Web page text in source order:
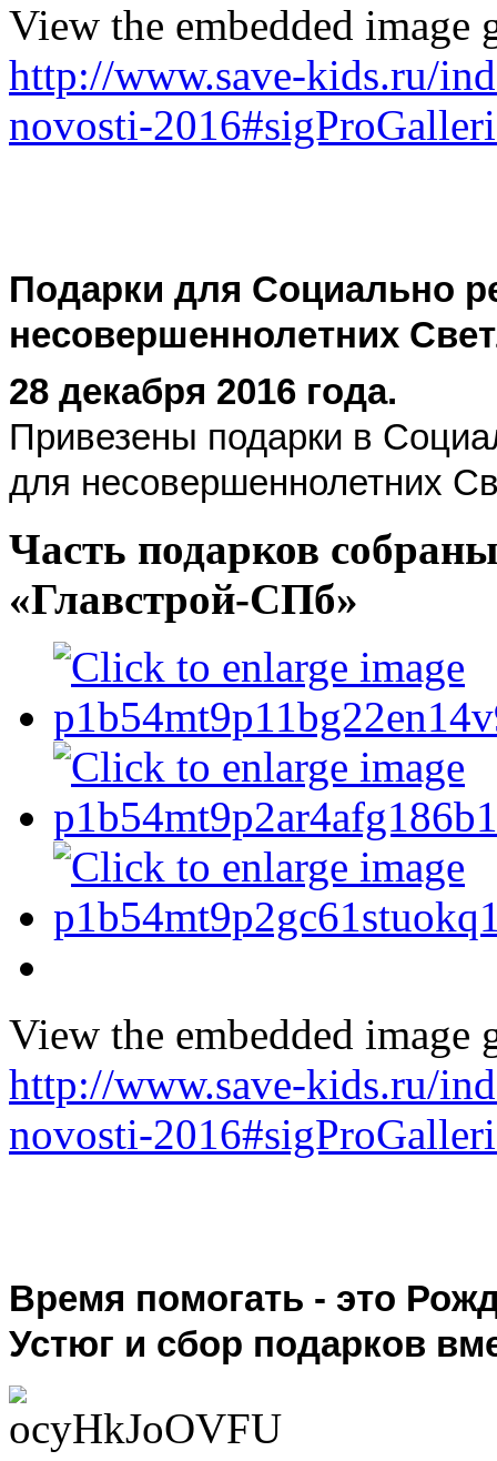
View the embedded image
http://www.save-kids.ru/
novosti-
Подарки для Социально
несовершеннолетних
28 декабря 2016 года.
Привезены подарки в
для несовершеннолетних
Часть подарков
«Главстрой-СПб»
View the embedded image
http://www.save-kids.ru/
novosti-
Время помогать - это
Устюг и сбор подарков